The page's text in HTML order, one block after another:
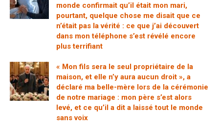
monde confirmait qu’il était mon mari,
pourtant, quelque chose me disait que ce
n’était pas la vérité : ce que j’ai découvert
dans mon téléphone s’est révélé encore
plus terrifiant
« Mon fils sera le seul propriétaire de la
maison, et elle n’y aura aucun droit », a
déclaré ma belle-mère lors de la cérémonie
de notre mariage : mon père s’est alors
levé, et ce qu’il a dit a laissé tout le monde
sans voix